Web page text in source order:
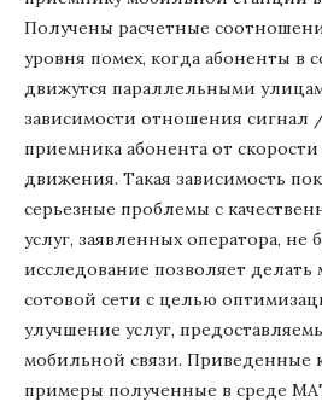
Получены расчетные
уровня помех, когда абоненты в
движутся параллельными
зависимости отношения сигнал
приемника абонента от
движения. Такая зависимость
серьезные проблемы с
услуг, заявленных оператора, не
исследование позволяет
сотовой сети с целью
улучшение услуг,
мобильной связи. Приведенные
примеры полученные в среде